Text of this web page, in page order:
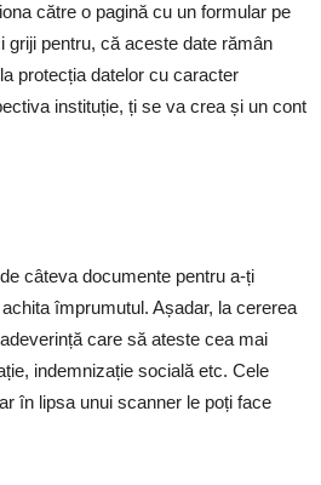
către o pagină cu un formular pe
griji pentru, că aceste date rămân
protecția datelor cu caracter
instituție, ți se va crea și un cont
câteva documente pentru a-ți
împrumutul. Așadar, la cererea
care să ateste cea mai
indemnizație socială etc. Cele
în lipsa unui scanner le poți face